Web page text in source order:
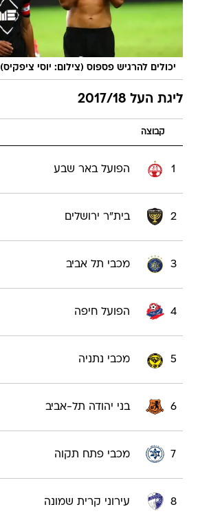
יכולים להרגיש פספוס (צילום: יוסי ציפקיס)
ליגת העל 2017/18
קבוצה
1 הפועל באר שבע
2 בית"ר ירושלים
3 מכבי תל אביב
4 הפועל חיפה
5 מכבי נתניה
6 בני יהודה תל-אביב
7 מכבי פתח תקוה
8 עירוני קרית שמונה